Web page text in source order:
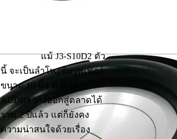
แม้ J3-S10D2 ตัว
นี้ จะเป็นลำโพงซับวูฟเฟอร์
ขนาด 10 นิ้ว ที่ JUDGE
AUDIO วางออกสู่ตลาดได้
ร่วม 2 ปีแล้ว แต่ก็ยังคง
ความน่าสนใจด้วยเรื่อง